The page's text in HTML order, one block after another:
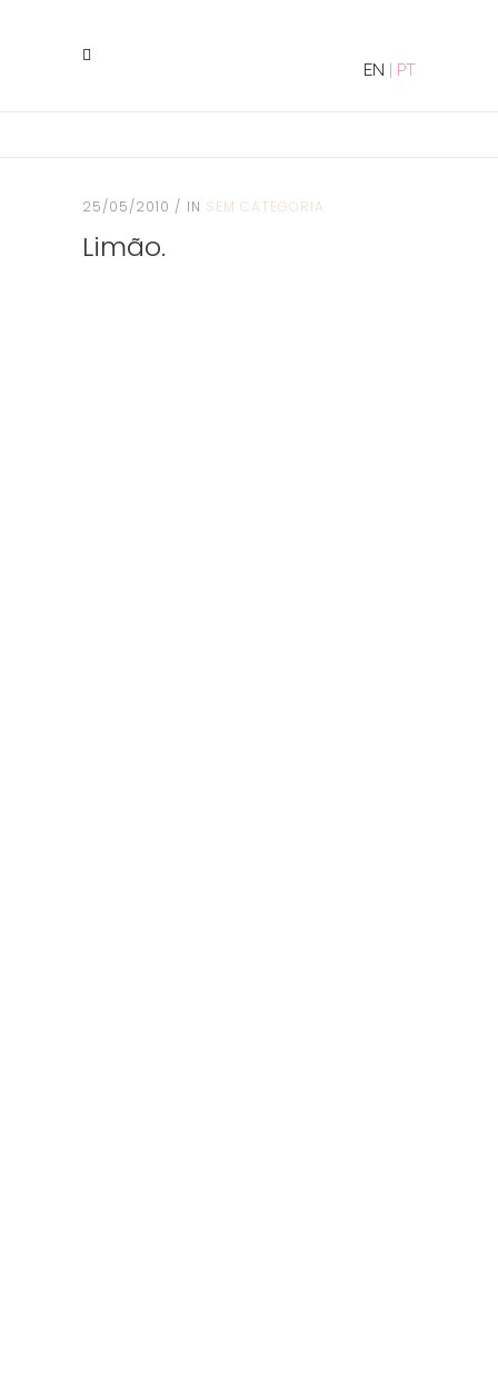
EN PT
25/05/2010 IN SEM CATEGORIA
Limão.